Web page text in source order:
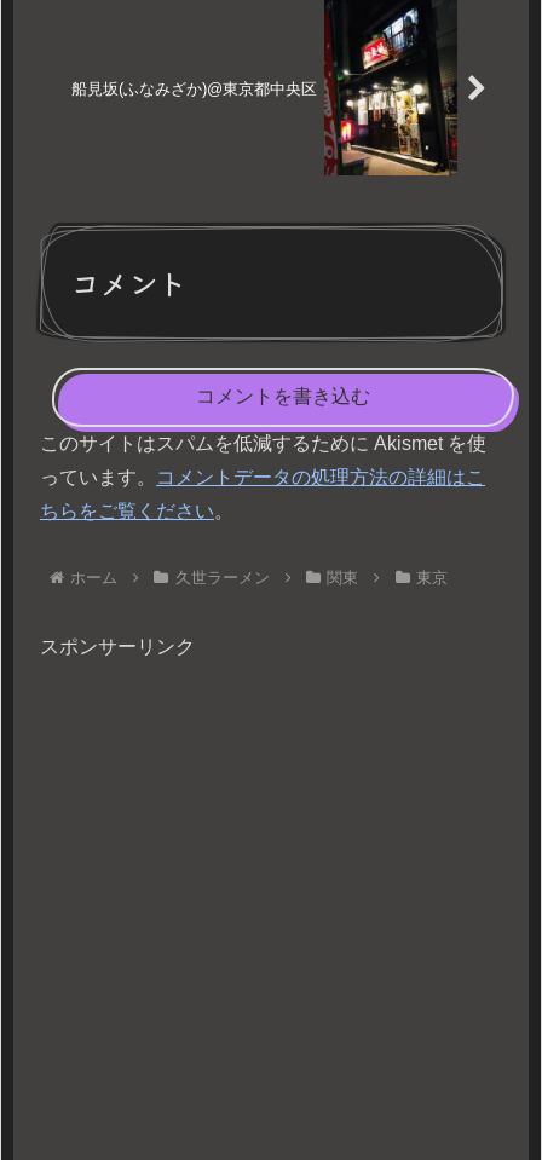
船見坂(ふなみざか)@東京都中央区
コメント
コメントを書き込む
このサイトはスパムを低減するために Akismet を使
っています。
コメントデータの処理方法の詳細はこ
ちらをご覧ください。
ホーム 久世ラーメン 関東 東京
スポンサーリンク